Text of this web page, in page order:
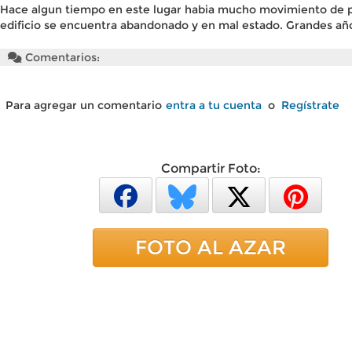
Hace algun tiempo en este lugar habia mucho movimiento de
edificio se encuentra abandonado y en mal estado. Grandes
Comentarios:
Para agregar un comentario entra a tu cuenta o Regístrate
Compartir Foto:
FOTO AL AZAR